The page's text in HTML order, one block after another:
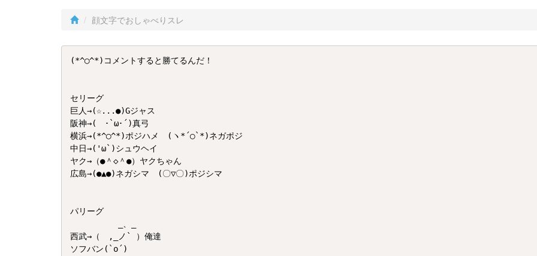
顔文字でおしゃべりスレ
(*^◯^*)コメントすると勝てるんだ！
セリーグ
巨人→(☆...●)Gジャス
阪神→(　･`ω･´)真弓
横浜→(*^◯^*)ポジハメ　(ヽ*´◯`*)ネガポジ
中日→('ω`)シュウヘイ
ヤク→（●＾◇＾●）ヤクちゃん
広島→(●▲●)ネガシマ　(〇▽〇)ポジシマ
パリーグ
西武→（　,_ノ` ）俺達
ソフバン(`o´)